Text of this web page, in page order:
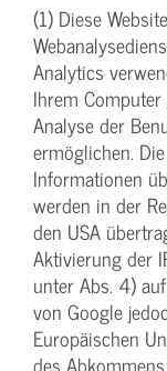
(1) Diese
Analytics
Ihrem
Analyse der
ermöglichen.
Informationen
werden in der
den USA
Aktivierung der
unter Abs. 4)
von Google
Europäischen